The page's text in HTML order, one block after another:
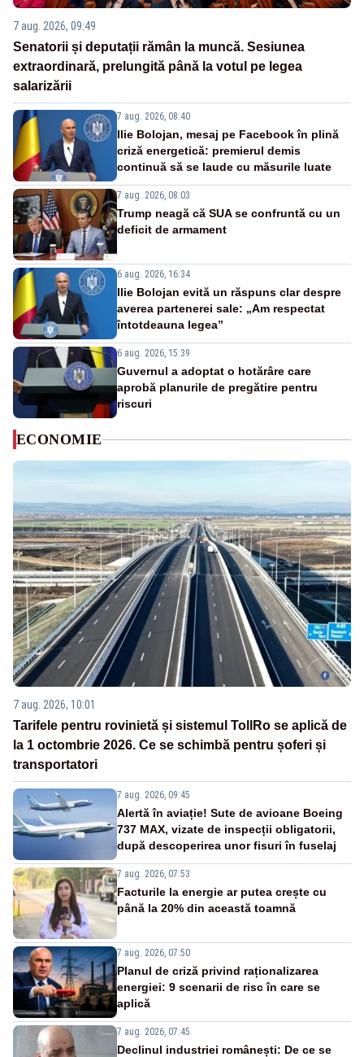
7 aug. 2026, 09:49
Senatorii și deputații rămân la muncă. Sesiunea
extraordinară, prelungită până la votul pe legea
salarizării
7 aug. 2026, 08:40
Ilie Bolojan, mesaj pe Facebook în plină
criză energetică: premierul demis
continuă să se laude cu măsurile luate
7 aug. 2026, 08:03
Trump neagă că SUA se confruntă cu un
deficit de armament
6 aug. 2026, 16:34
Ilie Bolojan evită un răspuns clar despre
averea partenerei sale: „Am respectat
întotdeauna legea”
6 aug. 2026, 15:39
Guvernul a adoptat o hotărâre care
aprobă planurile de pregătire pentru
riscuri
ECONOMIE
7 aug. 2026, 10:01
Tarifele pentru rovinietă și sistemul TollRo se aplică de
la 1 octombrie 2026. Ce se schimbă pentru șoferi și
transportatori
7 aug. 2026, 09:45
Alertă în aviație! Sute de avioane Boeing
737 MAX, vizate de inspecții obligatorii,
după descoperirea unor fisuri în fuselaj
7 aug. 2026, 07:53
Facturile la energie ar putea crește cu
până la 20% din această toamnă
7 aug. 2026, 07:50
Planul de criză privind raționalizarea
energiei: 9 scenarii de risc în care se
aplică
7 aug. 2026, 07:45
Declinul industriei românești: De ce se